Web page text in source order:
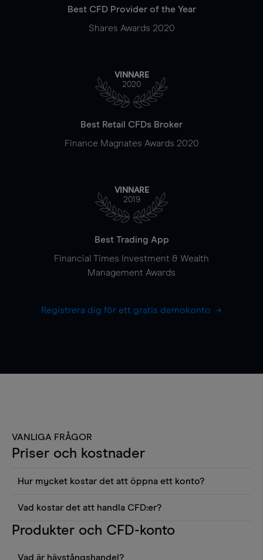
Best CFD Provider of the Year
Shares Awards 2020
VINNARE
2020
Best Retail CFDs Broker
Finance Magnates Awards 2020
VINNARE
2019
Best Trading App
Financial Times Investment & Wealth
Management Awards
Registrera dig för ett gratis demokonto
VANLIGA FRÅGOR
Priser och kostnader
Hur mycket kostar det att öppna ett konto?
använda sådana verktyg som diagram, Reuters
aktierapporter utan kostnad.
Vad kostar det att handla CFD:er?
Det är en rad kostnader att tänka på när man
innehavskostnader (för positioner som hålls öppna
Produkter och CFD-konto
Vad är hävstångshandel?